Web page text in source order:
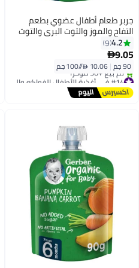
جربر طعام أطفال عضوي بطعم
التفاح والموز والتوت البري والتوت
الأسود 90جرام
4.2
9
9.05
90 جم |10.06 /⁨/100 جم⁩
توصيل مجاني
تم بيع +30 مؤخرًا